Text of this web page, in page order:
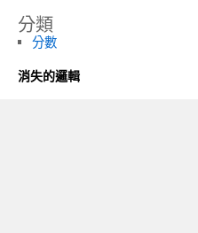
分類
分數
消失的邏輯